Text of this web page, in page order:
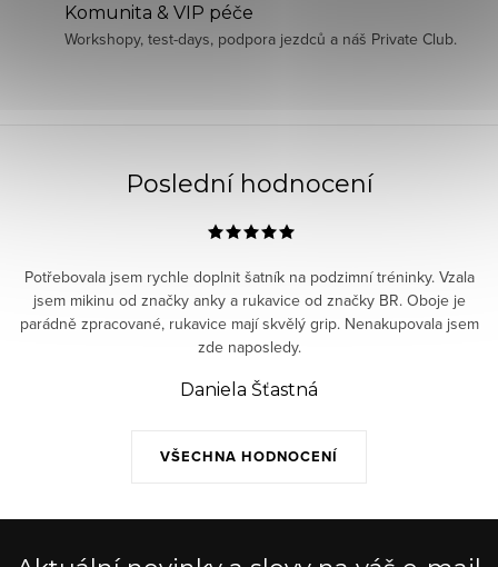
Komunita & VIP péče
Workshopy, test-days, podpora jezdců a náš Private Club.
Poslední hodnocení
VŠECHNA HODNOCENÍ
Potřebovala jsem rychle doplnit šatník na podzimní tréninky. Vzala
jsem mikinu od značky anky a rukavice od značky BR. Oboje je
parádně zpracované, rukavice mají skvělý grip. Nenakupovala jsem
zde naposledy.
Daniela Šťastná